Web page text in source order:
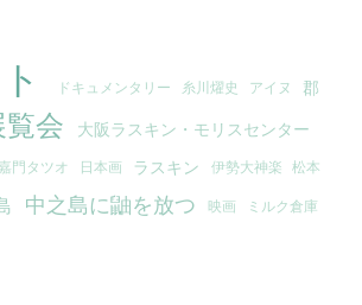
ドキュメンタリー 糸川燿史 アイヌ 郡
覧会
大阪ラスキン・モリスセンター
門タツオ 日本画 ラスキン 伊勢大神楽 松本
中之島に鼬を放つ 映画 ミルク倉庫